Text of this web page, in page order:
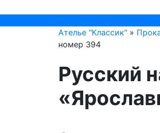
Ателье "Классик" »
номер 394
Русский